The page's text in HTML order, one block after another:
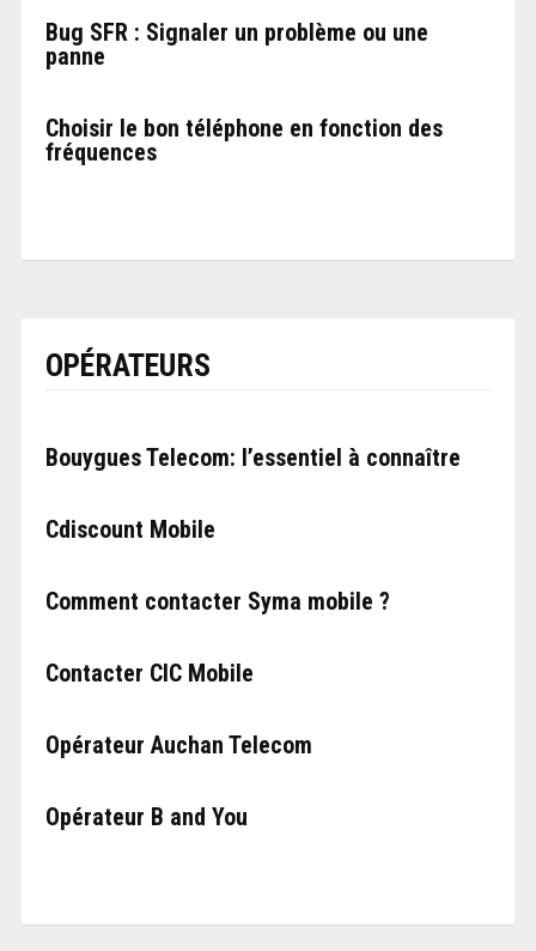
Bug SFR : Signaler un problème ou une
panne
Choisir le bon téléphone en fonction des
fréquences
OPÉRATEURS
Bouygues Telecom: l’essentiel à connaître
Cdiscount Mobile
Comment contacter Syma mobile ?
Contacter CIC Mobile
Opérateur Auchan Telecom
Opérateur B and You